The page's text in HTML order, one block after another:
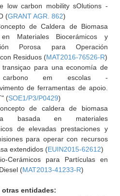
low carbon mobility sOlutions -
(GRANT AGR. 862)
de Caldera de Biomasa
en Materiales Biocerámicos y
Porosa para Operación
Residuos (MAT2016-76526-R)
transiçao para una economía de
em escolas -
de ferramentas de apoio.
(SOE1/P3/P0429)
de caldera de biomasa
basada en materiales
de elevadas prestaciones y
para operar con recursos
extendidos (EUIN2015-62612)
Cerámicos para Partículas en
(MAT2013-41233-R)
entidades: